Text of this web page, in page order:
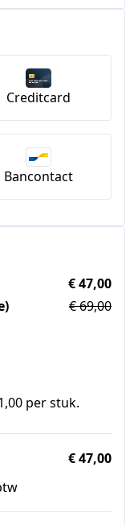
Creditcard
Bancontact
€ 47,00
€ 69,00
per stuk.
€ 47,00